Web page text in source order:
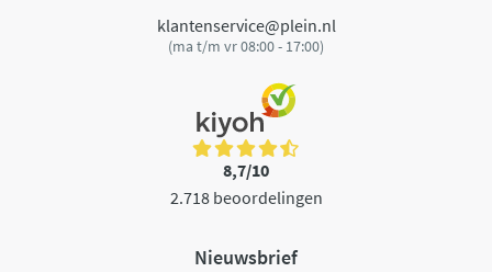
klantenservice@plein.nl
(ma t/m vr 08:00 - 17:00)
8,7/10
2.718 beoordelingen
Nieuwsbrief